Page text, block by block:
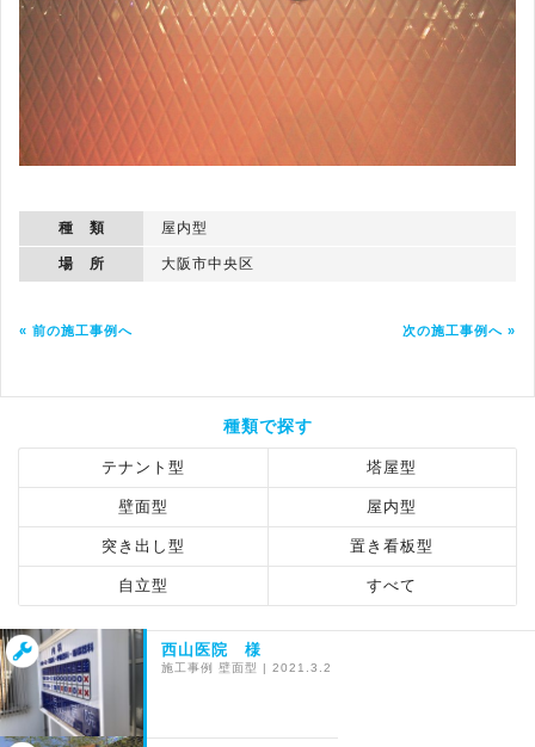
種 類 屋内型
場 所 大阪市中央区
« 前の施工事例へ 次の施工事例へ »
種類で探す
テナント型 塔屋型
壁面型 屋内型
突き出し型 置き看板型
自立型 すべて
西山医院 様
施工事例 壁面型 2021.3.2